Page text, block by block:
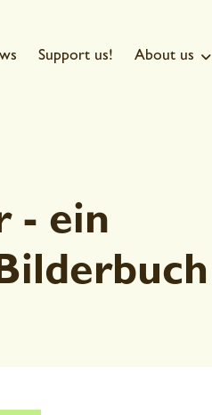
Support us! About us 
- ein